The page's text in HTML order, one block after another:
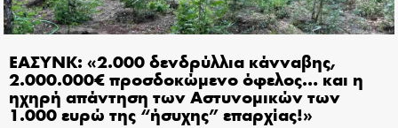
ΕΑΣΥΝΚ: «2.000 δενδρύλλια κάνναβης,
2.000.000€ προσδοκώμενο όφελος… και η
ηχηρή απάντηση των Αστυνομικών των
1.000 ευρώ της “ήσυχης” επαρχίας!»